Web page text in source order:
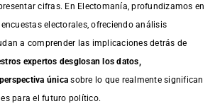
cifras. En Electomanía, profundizamos en
electorales, ofreciendo análisis
a comprender las implicaciones detrás de
expertos desglosan los datos,
única sobre lo que realmente significan
para el futuro político.